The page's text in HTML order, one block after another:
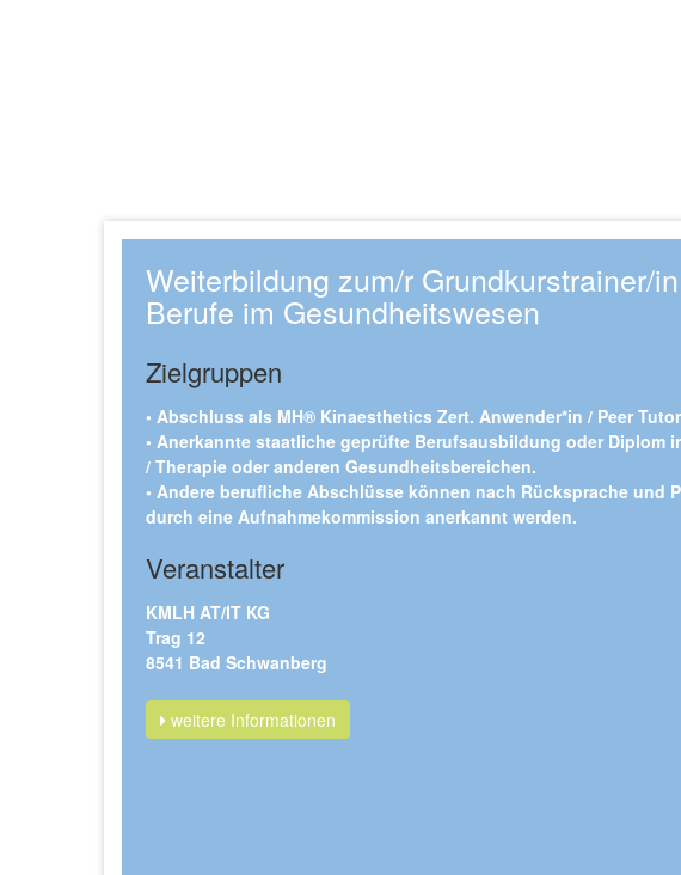
Weiterbildung zum/r Grundkurstrainer/
Berufe im Gesundheitswesen
Zielgruppen
• Abschluss als MH® Kinaesthetics Zert. Anwender*in / Peer
• Anerkannte staatliche geprüfte Berufsausbildung oder Diplom
/ Therapie oder anderen Gesundheitsbereichen.
• Andere berufliche Abschlüsse können nach Rücksprache und
durch eine Aufnahmekommission anerkannt werden.
Veranstalter
KMLH AT/IT KG
Trag 12
8541 Bad Schwanberg
weitere Informationen